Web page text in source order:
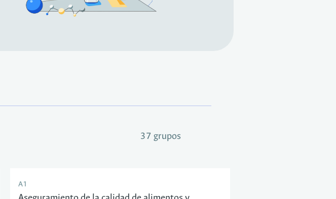
37 grupos
A1